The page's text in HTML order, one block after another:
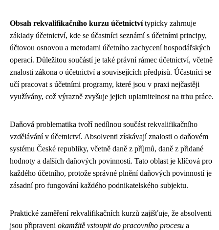
Obsah rekvalifikačního kurzu účetnictvítypicky zahrnuje
základy účetnictví, kde se účastníci seznámí s účetními principy,
účtovou osnovou a metodami účetního zachycení hospodářských
operací. Důležitou součástí je také právní rámec účetnictví, včetně
znalosti zákona o účetnictví a souvisejících předpisů. Účastníci se
učí pracovat s účetními programy, které jsou v praxi nejčastěji
využívány, což výrazně zvyšuje jejich uplatnitelnost na trhu práce.
Daňová problematika tvoří nedílnou součást rekvalifikačního
vzdělávání v účetnictví. Absolventi získávají znalosti o daňovém
systému České republiky, včetně daně z příjmů, daně z přidané
hodnoty a dalších daňových povinností. Tato oblast je klíčová pro
každého účetního, protože správné plnění daňových povinností je
zásadní pro fungování každého podnikatelského subjektu.
Praktické zaměření rekvalifikačních kurzů zajišťuje, že absolventi
jsou připraveni okamžitě vstoupit do pracovního procesu a